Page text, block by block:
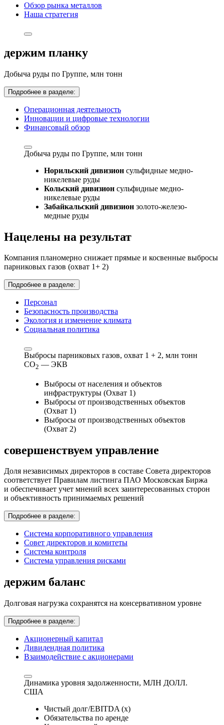
Обзор рынка металлов
Наша стратегия
держим планку
Добыча руды по Группе, млн тонн
Подробнее в разделе:
Операционная деятельность
Инновации и цифровые технологии
Финансовый обзор
Добыча руды по Группе, млн тонн
Норильский дивизион сульфидные медно-
никелевые руды
Кольский дивизион сульфидные медно-
никелевые руды
Забайкальский дивизион золото-железо-
медные руды
Нацелены на результат
Компания планомерно снижает прямые и косвенные выбросы
парниковых газов (охват 1+ 2)
Подробнее в разделе:
Персонал
Безопасность производства
Экология и изменение климата
Социальная политика
Выбросы парниковых газов, охват 1 + 2, млн тонн
СО2 — ЭКВ
Выбросы от населения и объектов
инфраструктуры (Охват 1)
Выбросы от производственных объектов
(Охват 1)
Выбросы от производственных объектов
(Охват 2)
совершенствуем управление
Доля независимых директоров в составе Совета директоров
соответствует Правилам листинга ПАО Московская Биржа
и обеспечивает учет мнений всех заинтересованных сторон
и объективность принимаемых решений
Подробнее в разделе:
Система корпоративного управления
Совет директоров и комитеты
Система контроля
Система управления рисками
держим баланс
Долговая нагрузка сохранятся на консервативном уровне
Подробнее в разделе:
Акционерный капитал
Дивидендная политика
Взаимодействие с акционерами
Динамика уровня задолженности, МЛН ДОЛЛ.
США
Чистый долг/EBITDA (x)
Обязательства по аренде